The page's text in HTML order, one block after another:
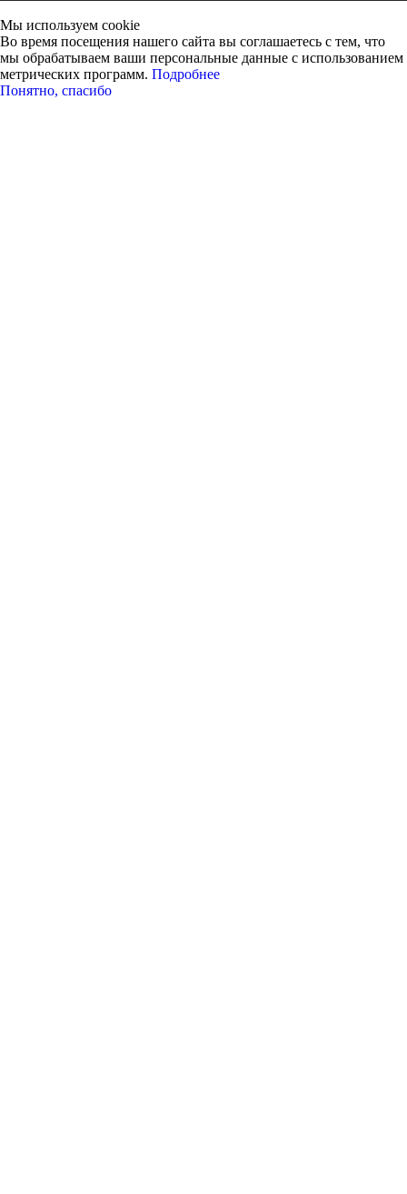
Мы используем cookie
Во время посещения нашего сайта вы соглашаетесь с тем, что
мы обрабатываем ваши персональные данные с использованием
метрических программ. Подробнее
Понятно, спасибо